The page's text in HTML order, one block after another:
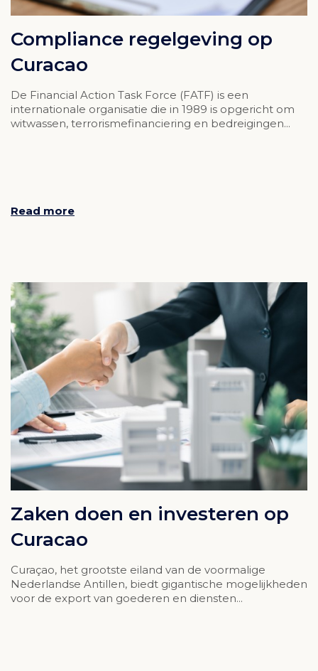
Compliance regelgeving op
Curacao
De Financial Action Task Force (FATF) is een
internationale organisatie die in 1989 is opgericht om
witwassen, terrorismefinanciering en bedreigingen...
Read more
Zaken doen en investeren op
Curacao
Curaçao, het grootste eiland van de voormalige
Nederlandse Antillen, biedt gigantische mogelijkheden
voor de export van goederen en diensten...